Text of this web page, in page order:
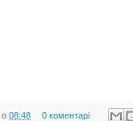
о 08:48 0 коментарі